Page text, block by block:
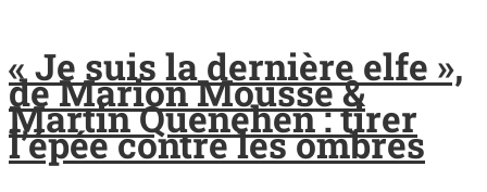
« Je suis la dernière elfe »,
de Marion Mousse &
Martin Quenehen : tirer
l’épée contre les ombres